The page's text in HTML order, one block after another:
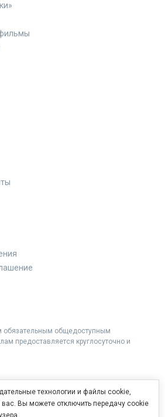
обязательным общедоступным
предоставляется круглосуточно и
технологии и файлы cookie,
вас. Вы можете отключить передачу cookie